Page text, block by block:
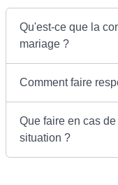
Qu'est-ce que la
mariage ?
Comment faire
Que faire en cas
situation ?